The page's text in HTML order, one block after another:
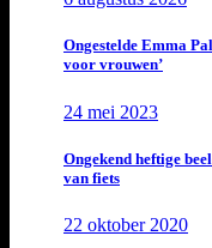
Ongestelde Emma
voor vrouwen’
24 mei 2023
Ongekend heftige
van fiets
22 oktober 2020